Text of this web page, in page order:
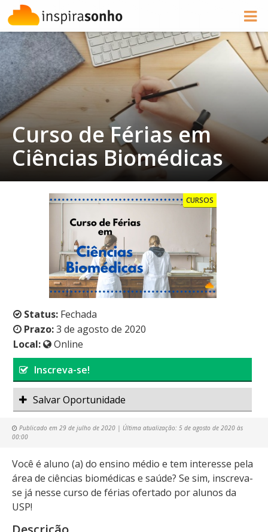
Curso de Férias em
Ciências Biomédicas
CURSOS
Status: Fechada
Prazo:3 de agosto de 2020
Local:
Online
Inscreva-se!
Salvar Oportunidade
Publicado em 29 de julho de 2020 | Última atualização: 5 de agosto de 2020 às
00:00
Você é aluno (a) do ensino médio e tem interesse pela
área de ciências biomédicas e saúde? Se sim, inscreva-
se já nesse curso de férias ofertado por alunos da
USP!